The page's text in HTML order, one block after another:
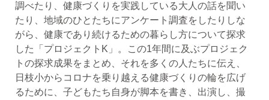
調べたり、健康づくりを実践している大人の話を聞い
たり、地域のひとたちにアンケート調査をしたりしな
がら、健康であり続けるための暮らし方について探求
した「プロジェクトK」。この1年間に及ぶプロジェク
トの探求成果をまとめ、それを多くの人たちに伝え、
日枝小からコロナを乗り越える健康づくりの輪を広げ
るために、子どもたち自身が脚本を書き、出演し、撮